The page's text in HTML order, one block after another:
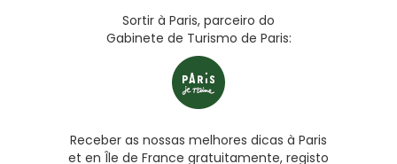
Sortir à Paris, parceiro do
Gabinete de Turismo de Paris:
Receber as nossas melhores dicas à Paris
et en Île de France gratuitamente, registo